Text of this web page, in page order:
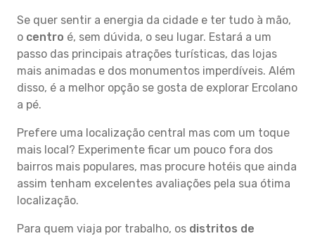
Se quer sentir a energia da cidade e ter tudo à mão,
o centro é, sem dúvida, o seu lugar. Estará a um
passo das principais atrações turísticas, das lojas
mais animadas e dos monumentos imperdíveis. Além
disso, é a melhor opção se gosta de explorar Ercolano
a pé.
Prefere uma localização central mas com um toque
mais local? Experimente ficar um pouco fora dos
bairros mais populares, mas procure hotéis que ainda
assim tenham excelentes avaliações pela sua ótima
localização.
Para quem viaja por trabalho, os distritos de